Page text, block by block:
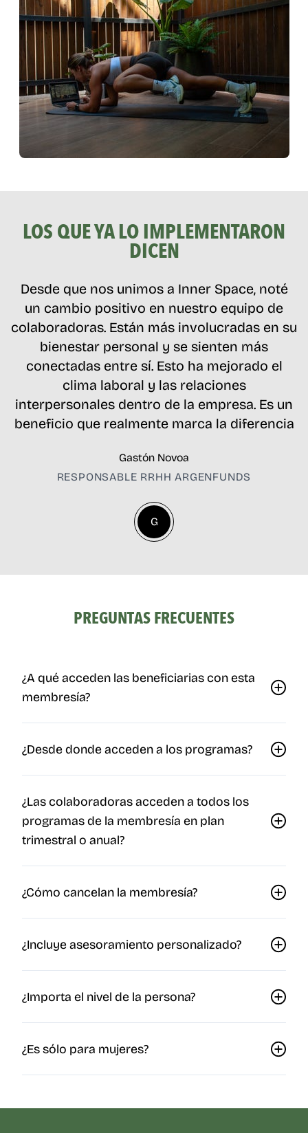
LOS QUE YA LO IMPLEMENTARON
DICEN
Desde que nos unimos a Inner Space, noté
un cambio positivo en nuestro equipo de
colaboradoras. Están más involucradas en su
bienestar personal y se sienten más
conectadas entre sí. Esto ha mejorado el
clima laboral y las relaciones
interpersonales dentro de la empresa. Es un
beneficio que realmente marca la diferencia
Gastón Novoa
RESPONSABLE RRHH ARGENFUNDS
G
PREGUNTAS FRECUENTES
¿A qué acceden las beneficiarias con esta
membresía?
¿Desde donde acceden a los programas?
¿Las colaboradoras acceden a todos los
programas de la membresía en plan
trimestral o anual?
¿Cómo cancelan la membresía?
¿Incluye asesoramiento personalizado?
¿Importa el nivel de la persona?
¿Es sólo para mujeres?